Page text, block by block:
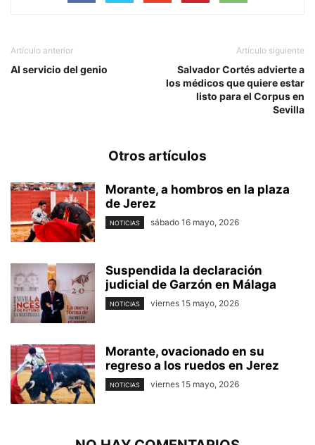
Artículo anterior
Al servicio del genio
Artículo siguiente
Salvador Cortés advierte a
los médicos que quiere estar
listo para el Corpus en
Sevilla
Otros artículos
Morante, a hombros en la plaza
de Jerez
NOTICIAS sábado 16 mayo, 2026
Suspendida la declaración
judicial de Garzón en Málaga
NOTICIAS viernes 15 mayo, 2026
Morante, ovacionado en su
regreso a los ruedos en Jerez
NOTICIAS viernes 15 mayo, 2026